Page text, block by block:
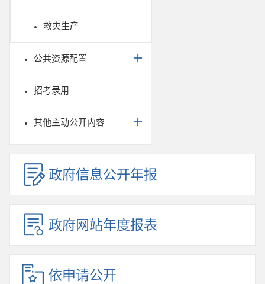
救灾生产
公共资源配置
招考录用
其他主动公开内容
政府信息公开年报
政府网站年度报表
依申请公开